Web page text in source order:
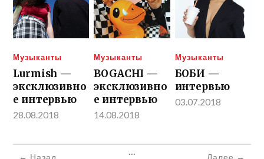
Музыканты
Lurmish —
эксклюзивно
е интервью
28.08.2018
Музыканты
BOGACHI —
эксклюзивно
е интервью
14.08.2018
Музыканты
БОБИ —
интервью
03.07.2018
...